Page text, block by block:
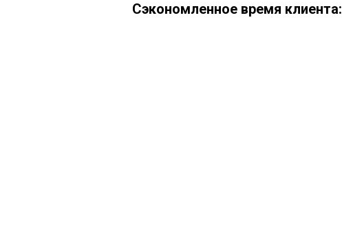
Сэкономленное время клиента: